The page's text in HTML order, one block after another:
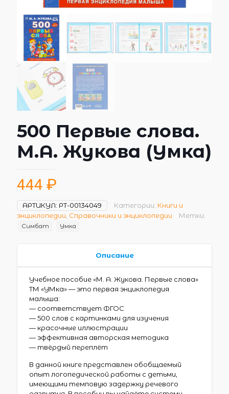
500 Первые слова.
М.А. Жукова (Умка)
444 ₽
АРТИКУЛ: РТ-00134049 Категории: Книги и
энциклопедии Справочники и энциклопедии Метки:
Симбат Умка
Описание
Учебное пособие «М. А. Жукова. Первые слова»
ТМ «УМка» — это первая энциклопедия
малыша:
— соответствует ФГОС
— 500 слов с картинками для изучения
— красочные иллюстрации
— эффективная авторская методика
— твёрдый переплёт
В данной книге представлен обобщаемый
опыт логопедической работы с детьми,
имеющими темповую задержку речевого